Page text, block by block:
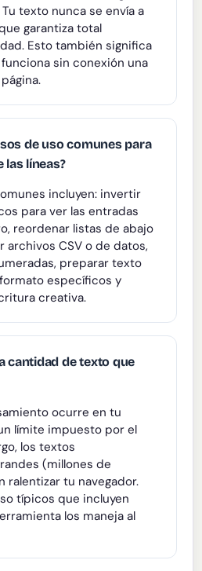
texto nunca se envía a
garantiza total
Esto también significa
sin conexión una
de uso comunes para
las líneas?
incluyen: invertir
para ver las entradas
reordenar listas de abajo
archivos CSV o de datos,
preparar texto
específicos y
creativa.
cantidad de texto que
ocurre en tu
límite impuesto por el
los textos
(millones de
ralentizar tu navegador.
típicos que incluyen
los maneja al